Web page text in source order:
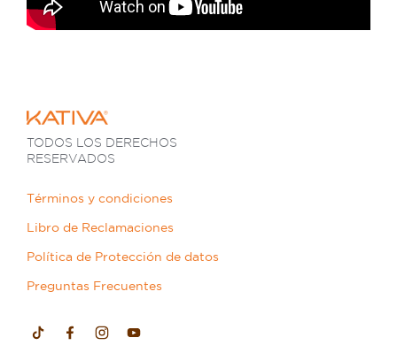
TODOS LOS DERECHOS
RESERVADOS
Términos y condiciones
Libro de Reclamaciones
Política de Protección de datos
Preguntas Frecuentes